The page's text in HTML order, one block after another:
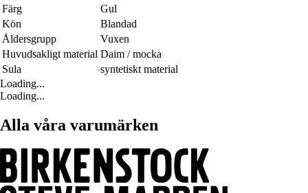
Färg
Gul
Kön
Blandad
Åldersgrupp
Vuxen
Huvudsakligt material Daim / mocka
Sula
syntetiskt material
Loading...
Loading...
Alla våra varumärken